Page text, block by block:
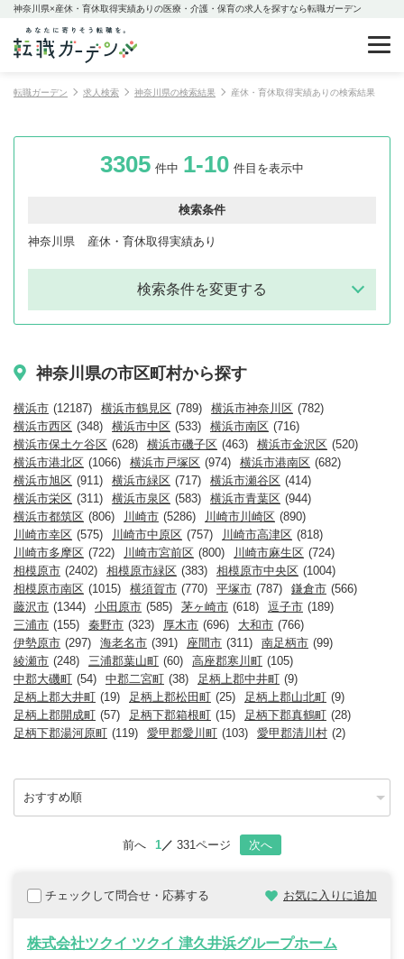
神奈川県×産休・育休取得実績ありの医療・介護・保育の求人を探すなら転職ガーデン
転職ガーデン 求人検索 神奈川県の検索結果 産休・育休取得実績ありの検索結果
3305 件中 1-10 件目を表示中
検索条件
神奈川県 産休・育休取得実績あり
検索条件を変更する
神奈川県の市区町村から探す
横浜市 (12187) 横浜市鶴見区 (789) 横浜市神奈川区 (782)
横浜市西区 (348) 横浜市中区 (533) 横浜市南区 (716)
横浜市保土ケ谷区 (628) 横浜市磯子区 (463) 横浜市金沢区 (520)
横浜市港北区 (1066) 横浜市戸塚区 (974) 横浜市港南区 (682)
横浜市旭区 (911) 横浜市緑区 (717) 横浜市瀬谷区 (414)
横浜市栄区 (311) 横浜市泉区 (583) 横浜市青葉区 (944)
横浜市都筑区 (806) 川崎市 (5286) 川崎市川崎区 (890)
川崎市幸区 (575) 川崎市中原区 (757) 川崎市高津区 (818)
川崎市多摩区 (722) 川崎市宮前区 (800) 川崎市麻生区 (724)
相模原市 (2402) 相模原市緑区 (383) 相模原市中央区 (1004)
相模原市南区 (1015) 横須賀市 (770) 平塚市 (787) 鎌倉市 (566)
藤沢市 (1344) 小田原市 (585) 茅ヶ崎市 (618) 逗子市 (189)
三浦市 (155) 秦野市 (323) 厚木市 (696) 大和市 (766)
伊勢原市 (297) 海老名市 (391) 座間市 (311) 南足柄市 (99)
綾瀬市 (248) 三浦郡葉山町 (60) 高座郡寒川町 (105)
中郡大磯町 (54) 中郡二宮町 (38) 足柄上郡中井町 (9)
足柄上郡大井町 (19) 足柄上郡松田町 (25) 足柄上郡山北町 (9)
足柄上郡開成町 (57) 足柄下郡箱根町 (15) 足柄下郡真鶴町 (28)
足柄下郡湯河原町 (119) 愛甲郡愛川町 (103) 愛甲郡清川村 (2)
前へ 1 331ページ 次へ
チェックして問合せ・応募する お気に入りに追加
株式会社ツクイ ツクイ 津久井浜グループホーム